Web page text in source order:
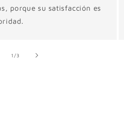
porque su satisfacción es
1 /de3